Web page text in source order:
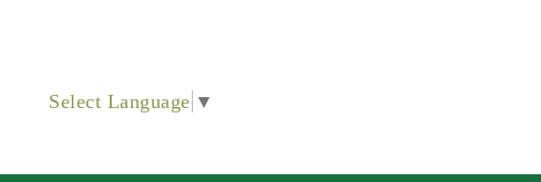
Select Language ▼